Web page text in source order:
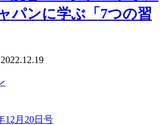
パンに学ぶ「7つの習
2022.12.19
12月20日号